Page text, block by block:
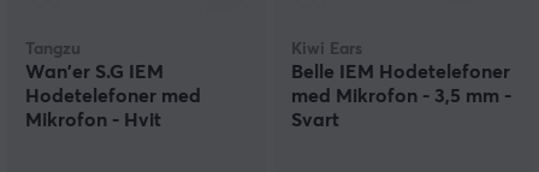
Tangzu
Wan'er S.G IEM
Hodetelefoner med
Mikrofon - Hvit
Kiwi Ears
Belle IEM Hodetelefoner
med Mikrofon - 3,5 mm -
Svart